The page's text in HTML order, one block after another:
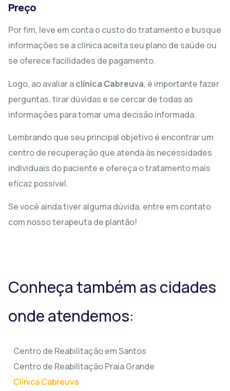
Preço
Por fim, leve em conta o custo do tratamento e busque
informações se a clínica aceita seu plano de saúde ou
se oferece facilidades de pagamento.
Logo, ao avaliar aclínica Cabreuva, é importante fazer
perguntas, tirar dúvidas e se cercar de todas as
informações para tomar uma decisão informada.
Lembrando que seu principal objetivo é encontrar um
centro de recuperação que atenda às necessidades
individuais do paciente e ofereça o tratamento mais
eficaz possível.
Se você ainda tiver alguma dúvida, entre em contato
com nosso terapeuta de plantão!
Conheça também as cidades
onde atendemos:
Centro de Reabilitação em Santos
Centro de Reabilitação Praia Grande
Clínica Cabreuva